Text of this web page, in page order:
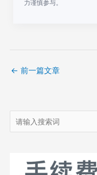
力谨慎参与。
← 前一篇文章
搜
索